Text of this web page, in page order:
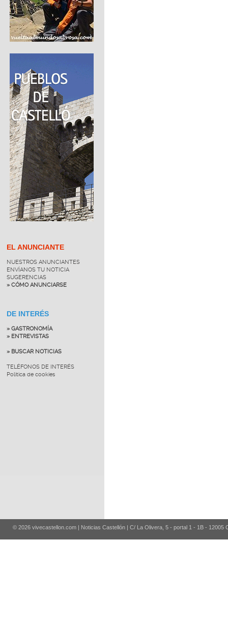
EL ANUNCIANTE
NUESTROS ANUNCIANTES
ENVÍANOS TU NOTICIA
SUGERENCIAS
» CÓMO ANUNCIARSE
DE INTERÉS
» GASTRONOMÍA
» ENTREVISTAS
» BUSCAR NOTICIAS
TELÉFONOS DE INTERÉS
Política de cookies
© 2026 vivecastellon.com | Noticias Castellón | C/ La Olivera, 5 - portal 1 - 1B - 12005